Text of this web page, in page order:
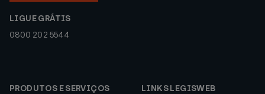
LIGUE GRÁTIS
0800 202 5544
PRODUTOS E SERVIÇOS
LINKS LEGISWEB